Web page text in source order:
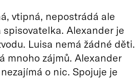
vtipná, nepostrádá ale
Alexander je
Luisa nemá žádné děti.
mnoho zájmů. Alexander
o nic. Spojuje je